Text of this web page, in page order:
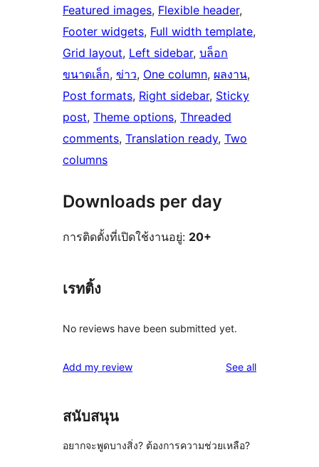
Featured images, Flexible header
Footer widgets, Full width template
Grid layout, Left sidebar, บล็อก
ขนาดเล็ก, ข่าว, One column, ผลงาน
Post formats, Right sidebar, Sticky
post, Theme options, Threaded
comments, Translation ready, Two
columns
Downloads per day
การติดตั้งที่เปิดใช้งานอยู่: 20+
เรทติ้ง
No reviews have been submitted yet.
Add my review See allreviews
สนับสนุน
อยากจะพูดบางสิ่ง? ต้องการความช่วยเหลือ?